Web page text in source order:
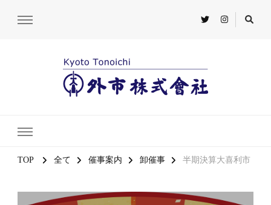
TOP 全て 催事案内 卸催事 半期決算大喜利市